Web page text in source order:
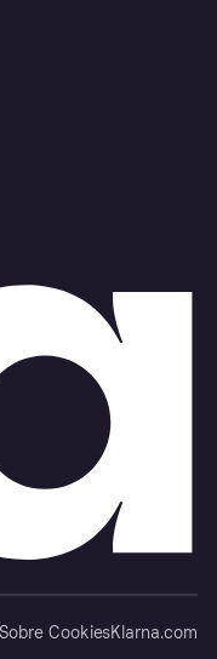
CookiesKlarna.com